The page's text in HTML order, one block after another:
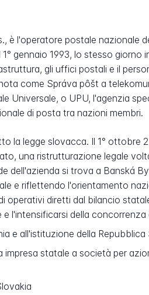
l'operatore postale nazionale
gennaio 1993, lo stesso giorno
gli uffici postali e il
come Správa pôšt a
Universale, o UPU, l'agenzia
di posta tra nazioni membri.
la legge slovacca. Il 1° ottobre
una ristrutturazione legale
dell'azienda si trova a Banská
e riflettendo l'orientamento
diretti dal bilancio
l'intensificarsi della
e all'istituzione della
statale a società per